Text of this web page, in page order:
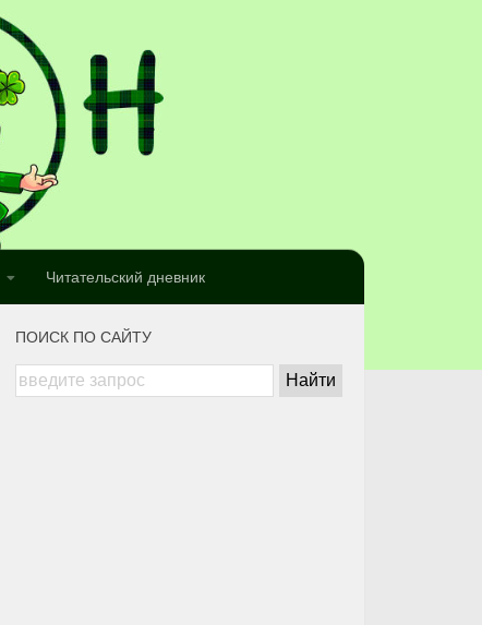
Читательский дневник
ПОИСК ПО САЙТУ